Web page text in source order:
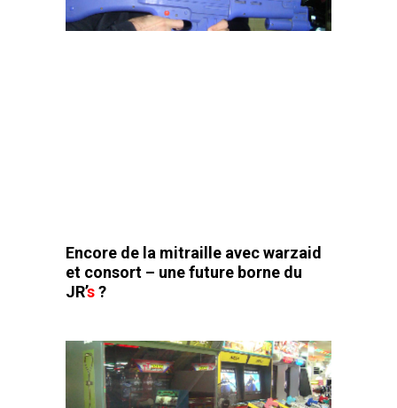
Encore de la mitraille avec warzaid
et consort – une future borne du
JR’s?